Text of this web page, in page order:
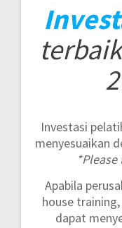
Investasi
menyesuaikan
Apabila
house
dapat